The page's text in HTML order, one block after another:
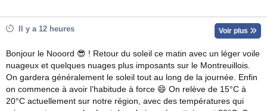
Il y a 12 heures Voir plus
Bonjour le Nooord 😎 ! Retour du soleil ce matin avec un léger voile
nuageux et quelques nuages plus imposants sur le Montreuillois.
On gardera généralement le soleil tout au long de la journée. Enfin
on commence à avoir l’habitude à force 😄 On relève de 15°C à
20°C actuellement sur notre région, avec des températures qui